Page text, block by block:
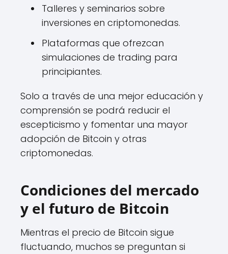
Talleres y seminarios sobre
inversiones en criptomonedas.
Plataformas que ofrezcan
simulaciones de trading para
principiantes.
Solo a través de una mejor educación y
comprensión se podrá reducir el
escepticismo y fomentar una mayor
adopción de Bitcoin y otras
criptomonedas.
Condiciones del mercado
y el futuro de Bitcoin
Mientras el precio de Bitcoin sigue
fluctuando, muchos se preguntan si